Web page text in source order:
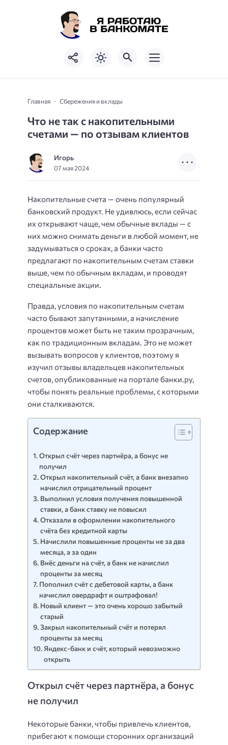
Главная Сбережения и вклады
Что не так с накопительными
счетами — по отзывам клиентов
Игорь
07 мая 2024
Накопительные счета — очень популярный
банковский продукт. Не удивлюсь, если сейчас
их открывают чаще, чем обычные вклады — с
них можно снимать деньги в любой момент, не
задумываться о сроках, а банки часто
предлагают по накопительным счетам ставки
выше, чем по обычным вкладам, и проводят
специальные акции.
Правда, условия по накопительным счетам
часто бывают запутанными, а начисление
процентов может быть не таким прозрачным,
как по традиционным вкладам. Это не может
вызывать вопросов у клиентов, поэтому я
изучил отзывы владельцев накопительных
счетов, опубликованные на портале банки.ру,
чтобы понять реальные проблемы, с которыми
они сталкиваются.
Содержание
Открыл счёт через партнёра, а бонус не
получил
Открыл накопительный счёт, а банк внезапно
начислил отрицательный процент
Выполнил условия получения повышенной
ставки, а банк ставку не повысил
Отказали в оформлении накопительного
счёта без кредитной карты
Начислили повышенные проценты не за два
месяца, а за один
Внёс деньги на счёт, а банк не начислил
проценты за месяц
Пополнил счёт с дебетовой карты, а банк
начислил овердрафт и оштрафовал!
Новый клиент — это очень хорошо забытый
старый
Закрыл накопительный счёт и потерял
проценты за месяц
Яндекс-банк и счёт, который невозможно
открыть
Открыл счёт через партнёра, а бонус
не получил
Некоторые банки, чтобы привлечь клиентов,
прибегают к помощи сторонних организаций